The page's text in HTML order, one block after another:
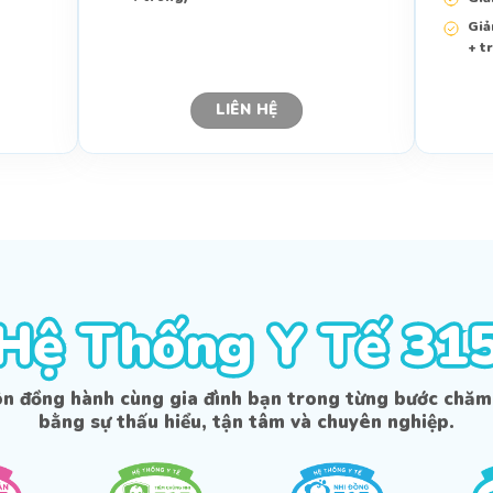
LIÊN HỆ
+
Thống Y Tế
Thống Y Tế
đồng hành cùng gia đình bạn trong từng bước
bằng sự thấu hiểu, tận tâm và chuyên nghiệp.